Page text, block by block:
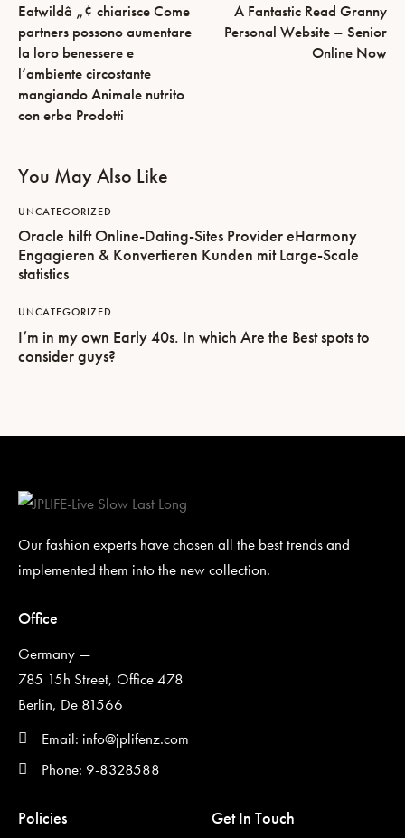
Eatwildâ „¢ chiarisce Come
partners possono aumentare
la loro benessere e
l’ambiente circostante
mangiando Animale nutrito
con erba Prodotti
A Fantastic Read Granny
Personal Website – Senior
Online Now
You May Also Like
UNCATEGORIZED
Oracle hilft Online-Dating-Sites Provider eHarmony
Engagieren & Konvertieren Kunden mit Large-Scale
statistics
UNCATEGORIZED
I’m in my own Early 40s. In which Are the Best spots to
consider guys?
Our fashion experts have chosen all the best trends and
implemented them into the new collection.
Office
Germany —
785 15h Street, Office 478
Berlin, De 81566
Email: info@jplifenz.com
Phone: 9-8328588
Policies Get In Touch